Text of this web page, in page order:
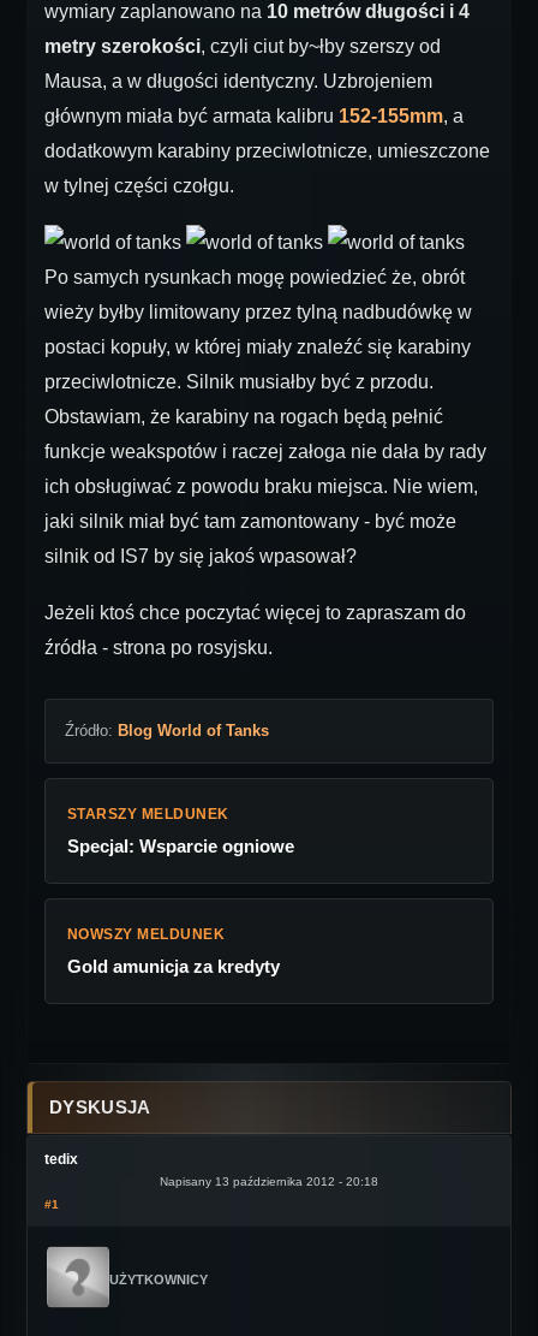
wymiary zaplanowano na 10 metrów długości i 4
metry szerokości, czyli ciut by~łby szerszy od
Mausa, a w długości identyczny. Uzbrojeniem
głównym miała być armata kalibru 152-155mm, a
dodatkowym karabiny przeciwlotnicze, umieszczone
w tylnej części czołgu.
Po samych rysunkach mogę powiedzieć że, obrót
wieży byłby limitowany przez tylną nadbudówkę w
postaci kopuły, w której miały znaleźć się karabiny
przeciwlotnicze. Silnik musiałby być z przodu.
Obstawiam, że karabiny na rogach będą pełnić
funkcje weakspotów i raczej załoga nie dała by rady
ich obsługiwać z powodu braku miejsca. Nie wiem,
jaki silnik miał być tam zamontowany - być może
silnik od IS7 by się jakoś wpasował?
Jeżeli ktoś chce poczytać więcej to zapraszam do
źródła - strona po rosyjsku.
Źródło: Blog World of Tanks
STARSZY MELDUNEK
Specjal: Wsparcie ogniowe
NOWSZY MELDUNEK
Gold amunicja za kredyty
DYSKUSJA
tedix
Napisany 13 października 2012 - 20:18
#1
UŻYTKOWNICY